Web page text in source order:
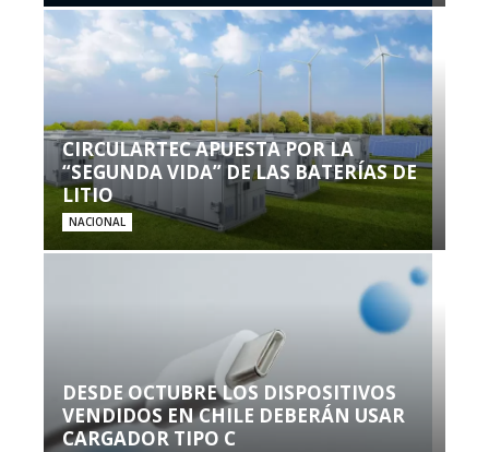
CIRCULARTEC APUESTA POR LA
“SEGUNDA VIDA” DE LAS BATERÍAS DE
LITIO
NACIONAL
DESDE OCTUBRE LOS DISPOSITIVOS
VENDIDOS EN CHILE DEBERÁN USAR
CARGADOR TIPO C